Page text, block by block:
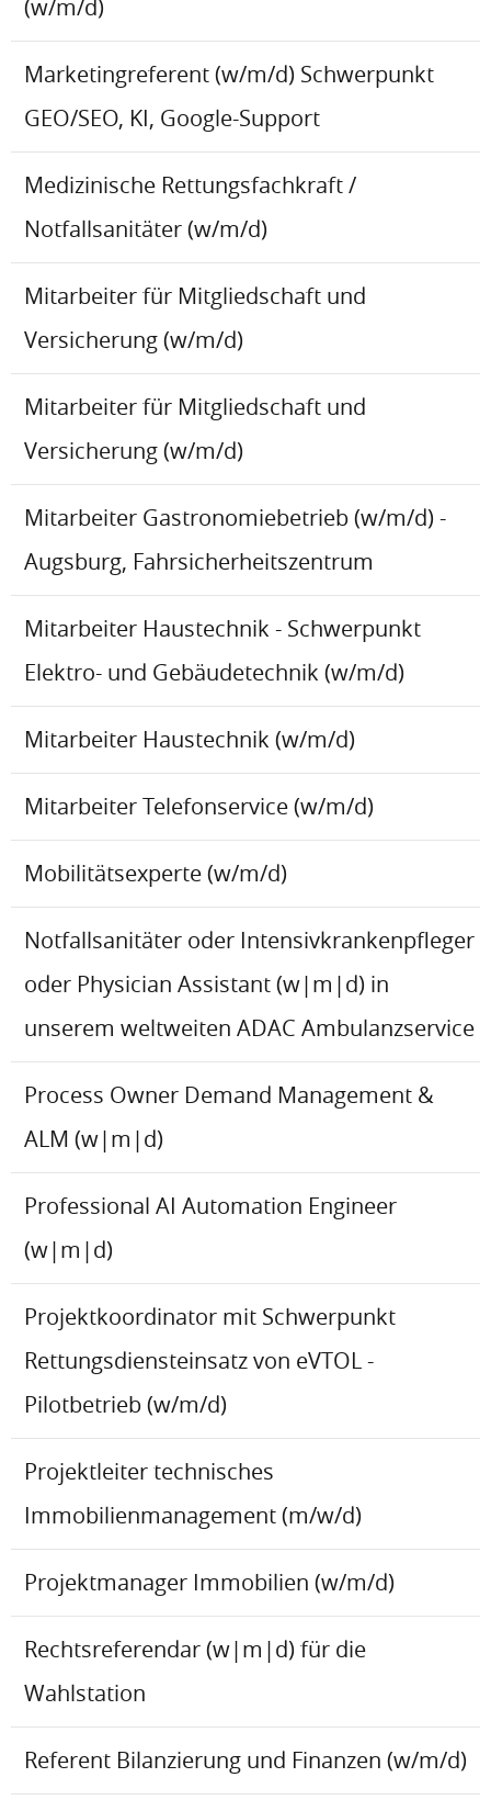
(w/m/d)
Marketingreferent (w/m/d) Schwerpunkt
GEO/SEO, KI, Google-Support
Medizinische Rettungsfachkraft /
Notfallsanitäter (w/m/d)
Mitarbeiter für Mitgliedschaft und
Versicherung (w/m/d)
Mitarbeiter für Mitgliedschaft und
Versicherung (w/m/d)
Mitarbeiter Gastronomiebetrieb (w/m/d) -
Augsburg, Fahrsicherheitszentrum
Mitarbeiter Haustechnik - Schwerpunkt
Elektro- und Gebäudetechnik (w/m/d)
Mitarbeiter Haustechnik (w/m/d)
Mitarbeiter Telefonservice (w/m/d)
Mobilitätsexperte (w/m/d)
Notfallsanitäter oder Intensivkrankenpfleger
oder Physician Assistant (w|m|d) in
unserem weltweiten ADAC Ambulanzservice
Process Owner Demand Management &
ALM (w|m|d)
Professional AI Automation Engineer
(w|m|d)
Projektkoordinator mit Schwerpunkt
Rettungsdiensteinsatz von eVTOL -
Pilotbetrieb (w/m/d)
Projektleiter technisches
Immobilienmanagement (m/w/d)
Projektmanager Immobilien (w/m/d)
Rechtsreferendar (w|m|d) für die
Wahlstation
Referent Bilanzierung und Finanzen (w/m/d)